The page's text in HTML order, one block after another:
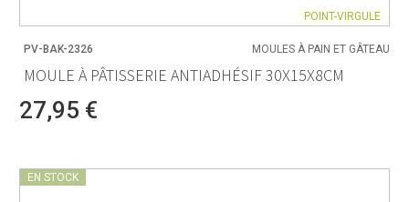
POINT-VIRGULE
PV-BAK-2326 MOULES À PAIN ET GÂTEAU
MOULE À PÂTISSERIE ANTIADHÉSIF 30X15X8CM
27,95 €
EN STOCK